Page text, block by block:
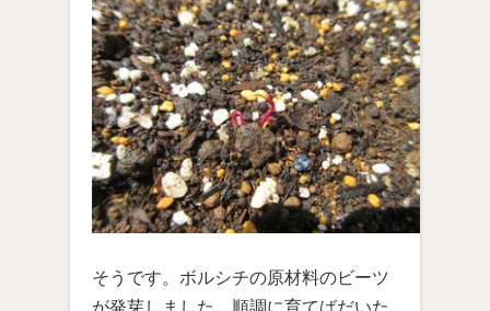
そうです。ボルシチの原材料のビーツ
が発芽しました。順調に育てばだいた